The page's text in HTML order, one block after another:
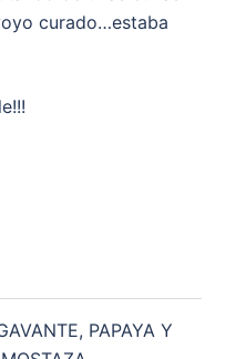
curado…estaba
PAPAYA Y